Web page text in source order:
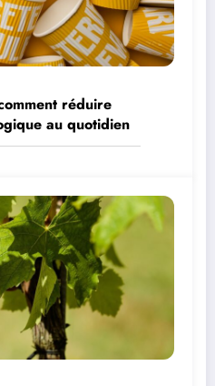
réduire
au quotidien